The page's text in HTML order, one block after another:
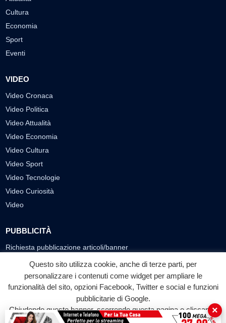
Cultura
Economia
Sport
Eventi
VIDEO
Video Cronaca
Video Politica
Video Attualità
Video Economia
Video Cultura
Video Sport
Video Tecnologie
Video Curiosità
Video
PUBBLICITÀ
Richiesta pubblicazione articoli/banner
SEGUICI SUI SOCIAL
f
Facebook
◎ ▶
YouTube
Questo sito utilizza cookie, anche di terze parti, per
personalizzare i contenuti come widget per ampliare le
funzionalità del sito, opzioni Facebook, Twitter e social e funzioni
pubblicitarie di Google.
Chiudendo questo banner, scorrendo questa pagina o cliccando
su qualunque suo elemento acconsenti all'uso dei cookie.
×